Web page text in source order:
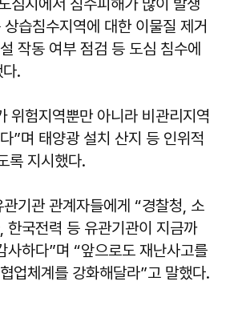
습침수지역에 대한 이물질 제거
작동 여부 점검 등 도심 침수에
.
위험지역뿐만 아니라 비관리지역
”며 태양광 설치 산지 등 인위적
록 지시했다.
기관 관계자들에게 “경찰청, 소
한국전력 등 유관기관이 지금까
사하다”며 “앞으로도 재난사고를
업체계를 강화해달라”고 말했다.